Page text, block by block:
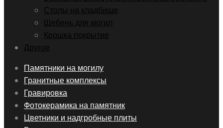
Столы на кладбище
Щебень для могил
Крошка покрытие
Другое
Skip
content
Памятники на могилу
Гранитные комплексы
Гравировка
Фотокерамика на памятник
Цветники и надгробные плиты